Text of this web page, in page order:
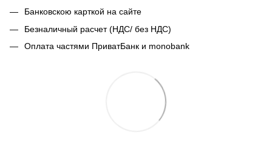
Банковскою карткой на сайте
Безналичный расчет (НДС/ без НДС)
Оплата частями ПриватБанк и monobank